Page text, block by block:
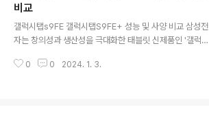
0 GPU가 제공하는 매끄러운 FHD+ 144Hz 디스플레이
를 지원합니다. 미디어텍은 새로운 디멘시티 7200 프로세
서를 소개하며, 이 칩은 TSMC의 최신 2세대 4nm 공정
을 사용하여 제작되었습니다. 이 프로세서는 강력한 8코어
CPU 아키텍처를 가지고 있으며, Cortex-A715..
비교
갤럭시탭s9FE 갤럭시탭S9FE+ 성능 및 사양 비교 삼성전
자는 창의성과 생산성을 극대화한 태블릿 신제품인 '갤럭
출시한다. 이 두 제품은 1020 세대를 대상으로 하며, 심플
0 0 2024. 1. 3.